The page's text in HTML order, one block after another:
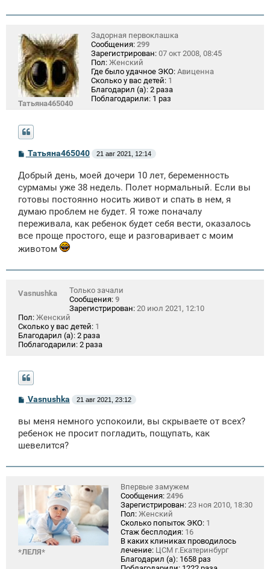
Татьяна465040
Задорная первоклашка
Сообщения: 299
Зарегистрирован: 07 окт 2008, 08:45
Пол: Женский
Где было удачное ЭКО: Авиценна
Сколько у вас детей: 1
Благодарил (а): 2 раза
Поблагодарили: 1 раз
С
б
щ
е
н
и
Татьяна465040 21 авг 2021, 12:14
Добрый день, моей дочери 10 лет, беременность
сурмамы уже 38 недель. Полет нормальный. Если вы
готовы постоянно носить живот и спать в нем, я
думаю проблем не будет. Я тоже поначалу
переживала, как ребенок будет себя вести, оказалось
все проще простого, еще и разговаривает с моим
животом
Vasnushka
Только зачали
Сообщения: 9
Зарегистрирован: 20 июл 2021, 12:10
Пол: Женский
Сколько у вас детей: 1
Благодарил (а): 2 раза
Поблагодарили: 2 раза
С
б
щ
н
е
Vasnushka 21 авг 2021, 23:12
вы меня немного успокоили, вы скрываете от всех?
ребенок не просит погладить, пощупать, как
шевелится?
*ЛЕЛЯ*
Впервые замужем
Сообщения: 2496
Зарегистрирован: 23 ноя 2010, 18:30
Пол: Женский
Сколько попыток ЭКО: 1
Стаж бесплодия: 16
В каких клиниках проводилось
лечение: ЦСМ г.Екатеринбург
Благодарил (а): 1658 раз